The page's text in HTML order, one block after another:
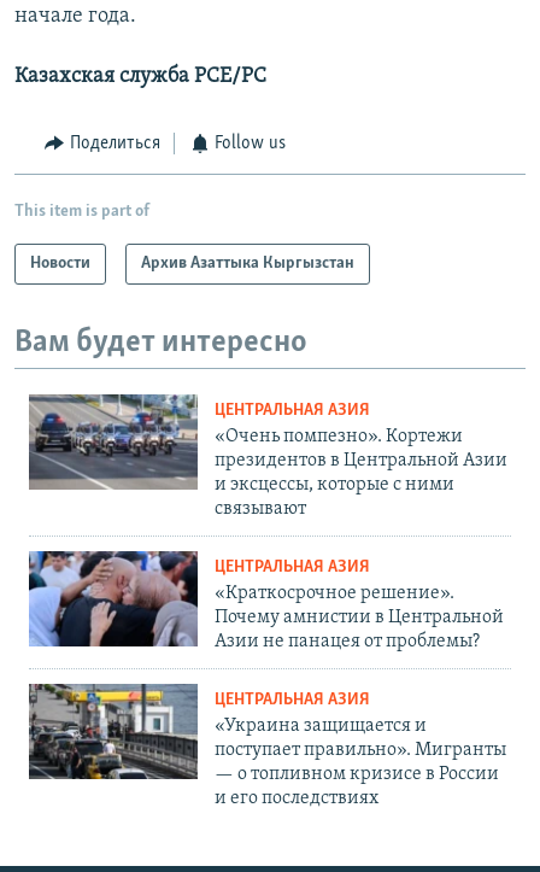
начале года.
Казахская служба РСЕ/РС
Поделиться Follow us
This item is part of
Новости Архив Азаттыка Кыргызстан
Вам будет интересно
ЦЕНТРАЛЬНАЯ АЗИЯ
«Очень помпезно». Кортежи
президентов в Центральной Азии
и эксцессы, которые с ними
связывают
ЦЕНТРАЛЬНАЯ АЗИЯ
«Краткосрочное решение».
Почему амнистии в Центральной
Азии не панацея от проблемы?
ЦЕНТРАЛЬНАЯ АЗИЯ
«Украина защищается и
поступает правильно». Мигранты
— о топливном кризисе в России
и его последствиях